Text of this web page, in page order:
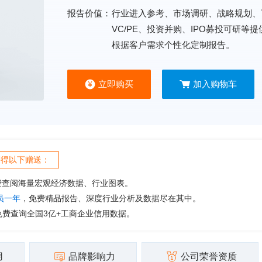
报告价值： 行业进入参考、市场调研、战略规划
VC/PE、投资并购、IPO募投可研等
根据客户需求个性化定制报告。
立即购买 加入购物车
以下赠送：
阅海量宏观经济数据、行业图表。
一年，免费精品报告、深度行业分析及数据尽在其中。
查询全国3亿+工商企业信用数据。
品牌影响力 公司荣誉资质